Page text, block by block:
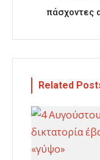
πάσχοντες
Related